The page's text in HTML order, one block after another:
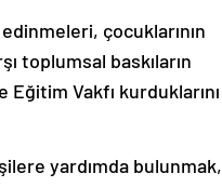
çocuklarının
toplumsal baskıların
Eğitim Vakfı kurduklarını
yardımda bulunmak,